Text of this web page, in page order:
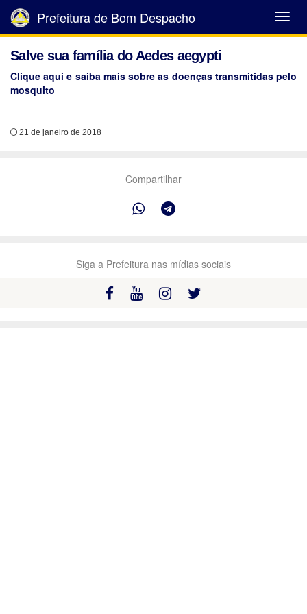
Abrir
Menu
Prefeitura de Bom Despacho
Salve sua família do Aedes aegypti
Clique aqui e saiba mais sobre as doenças transmitidas pelo
mosquito
21 de janeiro de 2018
Compartilhar
Siga a Prefeitura nas mídias sociais